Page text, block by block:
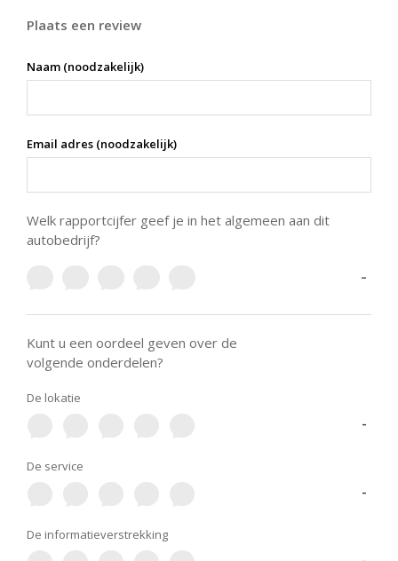
Plaats een review
Naam (noodzakelijk)
Email adres (noodzakelijk)
Welk rapportcijfer geef je in het algemeen aan dit
autobedrijf?
-
Kunt u een oordeel geven over de
volgende onderdelen?
De lokatie
-
De service
-
De informatieverstrekking